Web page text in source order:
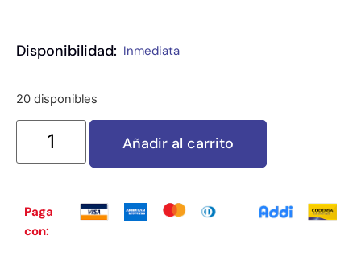
Disponibilidad: Inmediata
20 disponibles
Añadir al carrito
Paga
con: